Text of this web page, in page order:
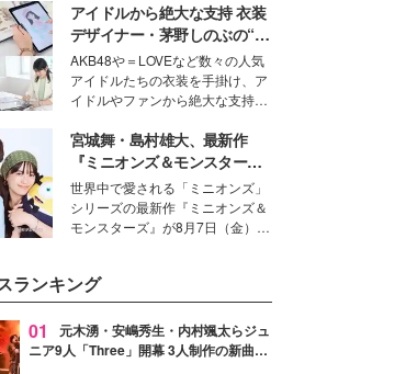
ションの完成度を高めるベースと
して、“髪そのものの美しさ”に改
めて注目する人が増えている様
子。今回は、そんな憧れの艶やか
な髪を日常で叶える、美容好きの
女性たちのヘアケア事情を紹介し
ます。
アイドルから絶大な支持 衣装
デザイナー・茅野しのぶの“可
愛い”を作る美学＜「シチズン
クロスシー」インタビュー＞
AKB48や＝LOVEなど数々の人気
アイドルたちの衣装を手掛け、ア
イドルやファンから絶大な支持を
取締役兼クリエイティブディレク
ター・茅野しのぶ。一人ひとりの
個性に寄り添い、魅力を引き出す
衣装作りは、多くの女性たちに勇
気と自信を与え続けている。
宮城舞・島村雄大、最新作
『ミニオンズ＆モンスター
ズ』の魅力熱弁 ハチャメチャ
だけじゃない“友情と絆”に感
動
世界中で愛される「ミニオンズ」
シリーズの最新作『ミニオンズ＆
モンスターズ』が8月7日（金）に
デルの宮城舞と島村雄大の特別対
談をお届け！それぞれの視点か
ら、今作ならではの魅力や予想外
の感動をもたらす奥深いストーリ
ランキング
01
元木湧・安嶋秀生・内村颯太らジュ
ニア9人「Three」開幕 3人制作の新曲＆